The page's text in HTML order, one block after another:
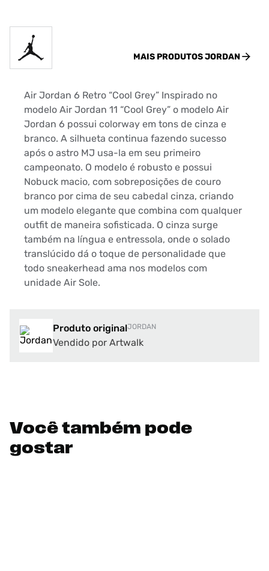
MAIS PRODUTOSJORDAN
Air Jordan 6 Retro “Cool Grey” Inspirado no
modelo Air Jordan 11 “Cool Grey” o modelo Air
Jordan 6 possui colorway em tons de cinza e
branco. A silhueta continua fazendo sucesso
após o astro MJ usa-la em seu primeiro
campeonato. O modelo é robusto e possui
Nobuck macio, com sobreposições de couro
branco por cima de seu cabedal cinza, criando
um modelo elegante que combina com qualquer
outfit de maneira sofisticada. O cinza surge
também na língua e entressola, onde o solado
translúcido dá o toque de personalidade que
todo sneakerhead ama nos modelos com
unidade Air Sole.
Produto originalJORDAN
Vendido por Artwalk
Você também pode
gostar